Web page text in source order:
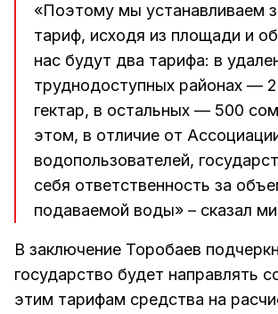
«Поэтому мы устанавливаем
тариф, исходя из площади и
нас будут два тарифа: в
труднодоступных районах —
гектар, в остальных — 500
этом, в отличие от
водопользователей,
себя ответственность за
подаваемой воды» – сказал
В заключение Торобаев
государство будет направлять
этим тарифам средства на